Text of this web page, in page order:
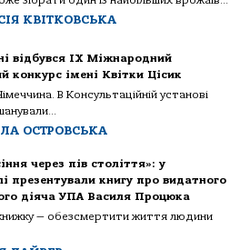
КВІТКОВСЬКА
відбувся IX Міжнародний
конкурс імені Квітки Цісик
В Консультаційній установі
ОСТРОВСЬКА
через пів століття»: у
презентували книгу про видатного
діяча УПА Василя Процюка
— обезсмертити життя людини